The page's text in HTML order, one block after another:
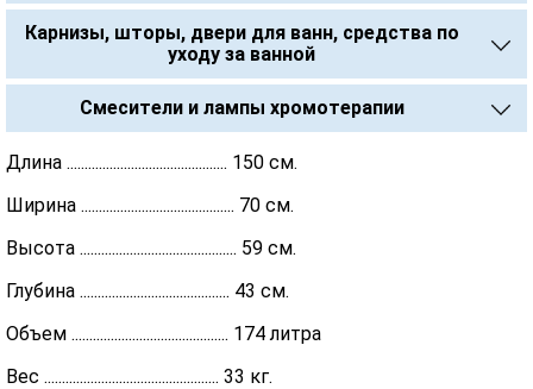
Карнизы, шторы, двери для ванн, средства по
уходу за ванной
Смесители и лампы хромотерапии
Длина ............................................. 150 см.
Ширина ........................................... 70 см.
Высота ............................................ 59 см.
Глубина .......................................... 43 см.
Объем ............................................ 174 литра
Вес ................................................. 33 кг.